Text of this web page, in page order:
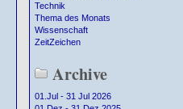
Technik
Thema des Monats
Wissenschaft
ZeitZeichen
Archive
01.Jul - 31 Jul 2026